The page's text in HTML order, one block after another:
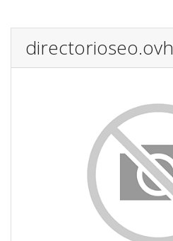
directorioseo.ovh